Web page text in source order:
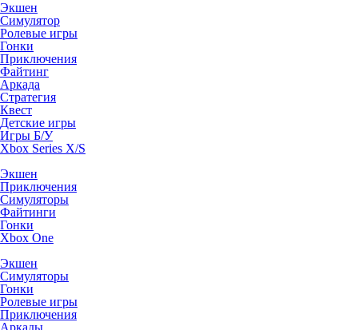
Экшен
Симулятор
Ролевые игры
Гонки
Приключения
Файтинг
Аркада
Стратегия
Квест
Детские игры
Игры Б/У
Xbox Series X/S
Экшен
Приключения
Симуляторы
Файтинги
Гонки
Xbox One
Экшен
Симуляторы
Гонки
Ролевые игры
Приключения
Аркады